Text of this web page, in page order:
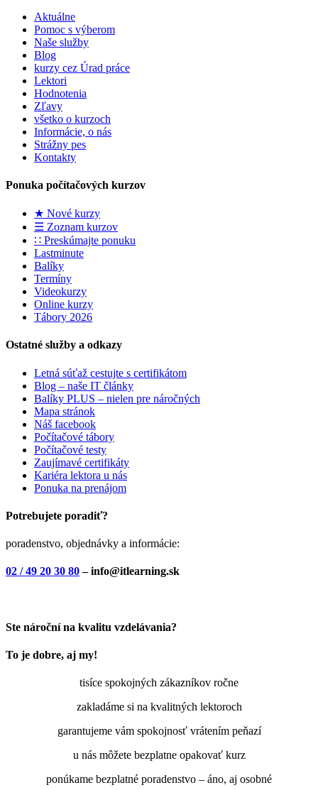
Aktuálne
Pomoc s výberom
Naše služby
Blog
kurzy cez Úrad práce
Lektori
Hodnotenia
Zľavy
všetko o kurzoch
Informácie, o nás
Strážny pes
Kontakty
Ponuka počítačových kurzov
★ Nové kurzy
☰ Zoznam kurzov
∷ Preskúmajte ponuku
Lastminute
Balíky
Termíny
Videokurzy
Online kurzy
Tábory 2026
Ostatné služby a odkazy
Letná súťaž cestujte s certifikátom
Blog – naše IT články
Balíky PLUS – nielen pre náročných
Mapa stránok
Náš facebook
Počítačové tábory
Počítačové testy
Zaujímavé certifikáty
Kariéra lektora u nás
Ponuka na prenájom
Potrebujete poradiť?
poradenstvo, objednávky a informácie:
02 / 49 20 30 80– info@itlearning.sk
Ste nároční na kvalitu vzdelávania?
To je dobre, aj my!
tisíce spokojných zákazníkov ročne
zakladáme si na kvalitných lektoroch
garantujeme vám spokojnosť vrátením peňazí
u nás môžete bezplatne opakovať kurz
ponúkame bezplatné poradenstvo – áno, aj osobné